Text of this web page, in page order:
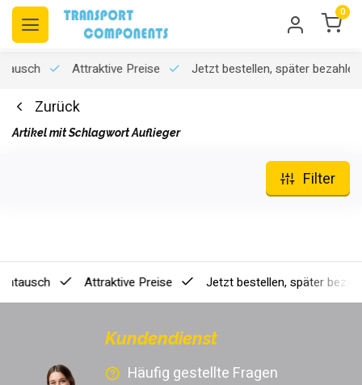
0
Attraktive Preise Jetzt bestellen, später bezahlen
Zurück
Artikel mit Schlagwort Auflieger
Filter
Attraktive Preise Jetzt bestellen, später bezahlen
Kundendienst
Häufig gestellte Fragen